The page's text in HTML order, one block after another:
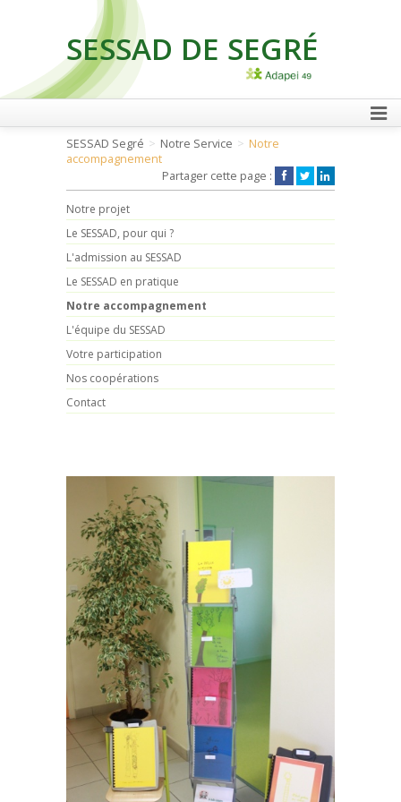
SESSAD DE SEGRÉ
FAIRE UN DON
SESSAD Segré Notre Service
Notre
accompagnement
Partager cette page :
Notre projet
Le SESSAD, pour qui ?
L'admission au SESSAD
Le SESSAD en pratique
Notre accompagnement
L'équipe du SESSAD
Votre participation
Nos coopérations
Contact